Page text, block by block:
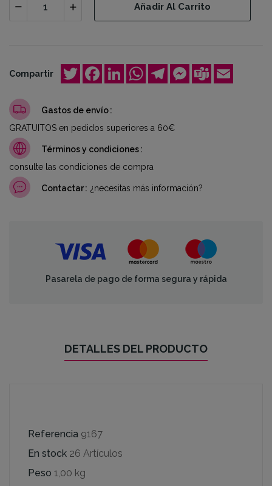
Añadir Al Carrito
Compartir TwitterFacebookLinkedInWhatsAppTelegramMessenger
Teams
Gastos de envío
GRATUITOS en pedidos superiores a 60€
Términos y condiciones
consulte las condiciones de compra
Contactar ¿necesitas más información?
Pasarela de pago de forma segura y rápida
DETALLES DEL PRODUCTO
Referencia 9167
En stock 26 Artículos
Peso 1,00 kg